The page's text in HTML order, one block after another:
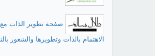
صفحة تطوير الذات
الاهتمام بالذات وتطويرها والشعور